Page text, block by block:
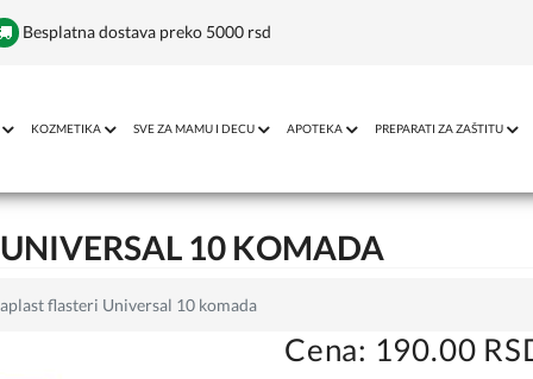
Besplatna dostava preko 5000 rsd
KOZMETIKA SVE ZA MAMU I DECU APOTEKA PREPARATI ZA ZAŠTITU
10 KOMADA
flasteri Universal 10 komada
Cena: 190.00